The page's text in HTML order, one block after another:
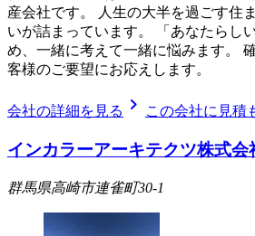
産会社です。 人生の大半を過ごす住
いが詰まっています。 「あなたらし
め、一緒に考えて一緒に悩みます。
客様のご要望にお応えします。
会社の詳細を見る chevron_right この会社に見積
インカラーアーキテクツ株式会
群馬県高崎市連雀町30-1